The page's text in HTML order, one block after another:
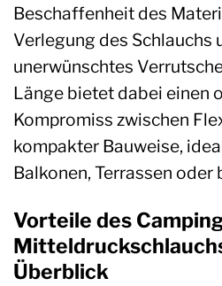
Beschaffenheit des
Verlegung des Schlauchs
unerwünschtes
Länge bietet dabei einen
Kompromiss zwischen
kompakter Bauweise,
Balkonen, Terrassen oder
Vorteile des
Überblick